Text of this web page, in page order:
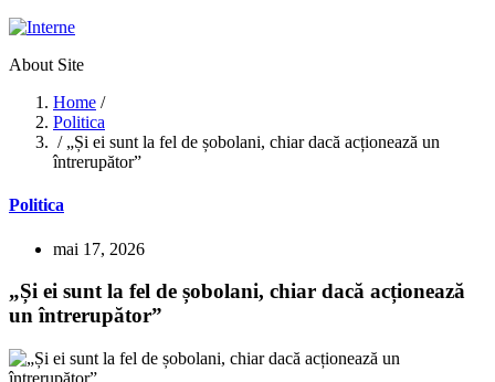
About Site
Home /
Politica
/ „Și ei sunt la fel de șobolani, chiar dacă acționează un
întrerupător”
Politica
mai 17, 2026
„Și ei sunt la fel de șobolani, chiar dacă acționează
un întrerupător”